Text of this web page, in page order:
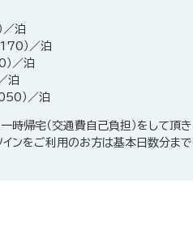
／泊
）／泊
／泊
泊
）／泊
帰宅（交通費自己負担）をして頂き
インをご利用のお方は基本日数分ま